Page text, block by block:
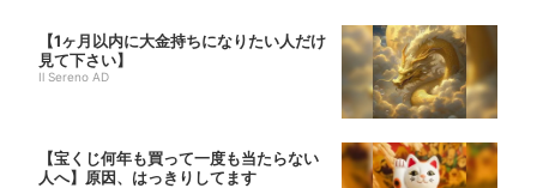
【1ヶ月以内に大金持ちになりたい人だけ
見て下さい】
Il Sereno AD
【宝くじ何年も買って一度も当たらない
人へ】原因、はっきりしてます